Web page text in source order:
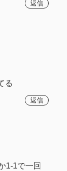
返信
る
返信
1-1で一回